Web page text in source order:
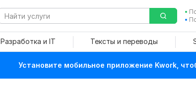
Разработка и IT Тексты и переводы
Установите мобильное приложение Kwork,